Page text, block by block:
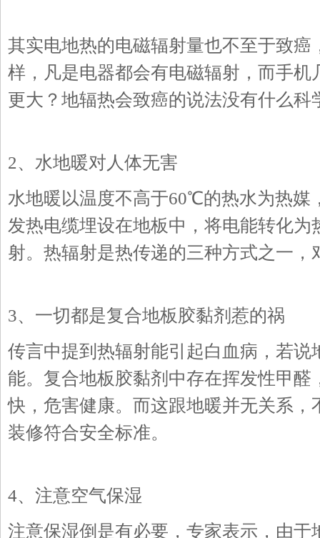
其实电地热的电磁辐射量也不至于致
样，凡是电器都会有电磁辐射，而手
更大？地辐热会致癌的说法没有什么科
2、水地暖对人体无害
水地暖以温度不高于60℃的热水为热媒
发热电缆埋设在地板中，将电能转化
射。热辐射是热传递的三种方式之一，
3、一切都是复合地板胶黏剂惹的祸
传言中提到热辐射能引起白血病，若
能。复合地板胶黏剂中存在挥发性甲
快，危害健康。而这跟地暖并无关系，
装修符合安全标准。
4、注意空气保湿
注意保湿倒是有必要，专家表示，由